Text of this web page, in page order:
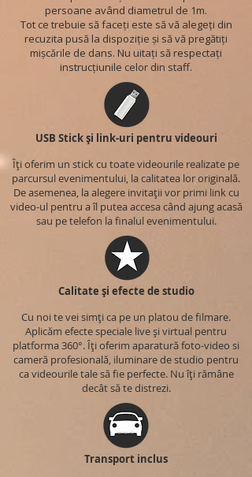
persoane având diametrul de 1m.
Tot ce trebuie să faceți este să vă alegeți din
recuzita pusă la dispoziție și să vă pregătiți
mișcările de dans. Nu uitați să respectați
instrucțiunile celor din staff.
USB Stick și link-uri pentru videouri
Îți oferim un stick cu toate videourile realizate pe
parcursul evenimentului, la calitatea lor originală.
De asemenea, la alegere invitații vor primi link cu
video-ul pentru a îl putea accesa când ajung acasă
sau pe telefon la finalul evenimentului.
Calitate și efecte de studio
Cu noi te vei simți ca pe un platou de filmare.
Aplicăm efecte speciale live și virtual pentru
platforma 360°. Îți oferim aparatură foto-video si
cameră profesională, iluminare de studio pentru
ca videourile tale să fie perfecte. Nu îți rămâne
decât să te distrezi.
Transport inclus